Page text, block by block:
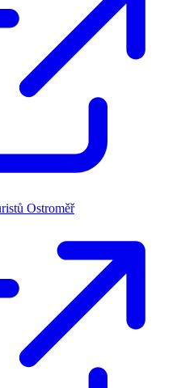
Ostroměř